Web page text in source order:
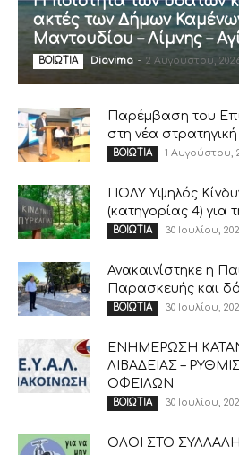
ακτές των Δήμων
Μαντουδίου – Λίμνης –
ΒΟΙΩΤΙΑ Diavima - 2 Αυγούστου,
Παρέμβαση του
στη νέα
ΒΟΙΩΤΙΑ 1 Αυγούστου,
ΠΟΛΥ Υψηλός
(κατηγορίας 4) για
ΒΟΙΩΤΙΑ 30 Ιουλίου,
Ανακαινίστηκε η
Παρασκευής και
ΒΟΙΩΤΙΑ 30 Ιουλίου,
ΕΝΗΜΕΡΩΣΗ
ΛΙΒΑΔΕΙΑΣ –
ΟΦΕΙΛΩΝ
ΒΟΙΩΤΙΑ 30 Ιουλίου,
ΟΛΟΙ ΣΤΟ